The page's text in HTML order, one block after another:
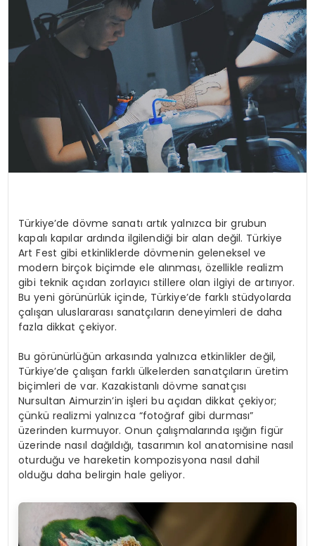
SPOR
SAĞLIK
Türkiye’de dövme sanatı artık yalnızca bir grubun
kapalı kapılar ardında ilgilendiği bir alan değil. Türkiye
Art Fest gibi etkinliklerde dövmenin geleneksel ve
modern birçok biçimde ele alınması, özellikle realizm
gibi teknik açıdan zorlayıcı stillere olan ilgiyi de artırıyor.
Bu yeni görünürlük içinde, Türkiye’de farklı stüdyolarda
çalışan uluslararası sanatçıların deneyimleri de daha
fazla dikkat çekiyor.
Bu görünürlüğün arkasında yalnızca etkinlikler değil,
Türkiye’de çalışan farklı ülkelerden sanatçıların üretim
biçimleri de var. Kazakistanlı dövme sanatçısı
Nursultan Aimurzin’in işleri bu açıdan dikkat çekiyor;
çünkü realizmi yalnızca “fotoğraf gibi durması”
üzerinden kurmuyor. Onun çalışmalarında ışığın figür
üzerinde nasıl dağıldığı, tasarımın kol anatomisine nasıl
oturduğu ve hareketin kompozisyona nasıl dahil
olduğu daha belirgin hale geliyor.